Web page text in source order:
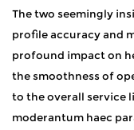
The two seemingly
profile accuracy and
profound impact on
the smoothness of
to the overall service
moderantum haec